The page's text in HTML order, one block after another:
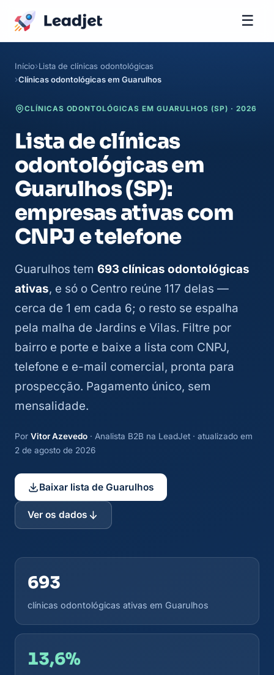
☰
Início Lista de clínicas odontológicas
Clínicas odontológicas em Guarulhos
CLÍNICAS ODONTOLÓGICAS EM GUARULHOS (SP) · 2026
Lista de clínicas
odontológicas em
Guarulhos (SP):
empresas ativas com
CNPJ e telefone
Guarulhos tem 693 clínicas odontológicas
ativas, e só o Centro reúne 117 delas —
cerca de 1 em cada 6; o resto se espalha
pela malha de Jardins e Vilas. Filtre por
bairro e porte e baixe a lista com CNPJ,
telefone e e-mail comercial, pronta para
prospecção. Pagamento único, sem
mensalidade.
Por Vitor Azevedo · Analista B2B na LeadJet · atualizado em
2 de agosto de 2026
Baixar lista de Guarulhos
Ver os dados
693
clínicas odontológicas ativas em Guarulhos
13,6%